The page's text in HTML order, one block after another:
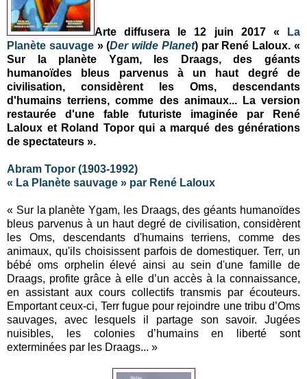
Arte diffusera le 12 juin 2017 «
La
Planète sauvage» (Der wilde Planet) par René Laloux. «
Sur la planète Ygam, les Draags, des géants
humanoïdes bleus parvenus à un haut degré de
civilisation, considèrent les Oms, descendants
d'humains terriens, comme des animaux... La version
restaurée d'une fable futuriste imaginée par René
Laloux et Roland Topor qui a marqué des générations
de spectateurs ».
Abram Topor (1903-1992)
« La Planète sauvage » par René Laloux
« Sur la planète Ygam, les Draags, des géants humanoïdes
bleus parvenus à un haut degré de civilisation, considèrent
les Oms, descendants d'humains terriens, comme des
animaux, qu'ils choisissent parfois de domestiquer. Terr, un
bébé oms orphelin élevé ainsi au sein d'une famille de
Draags, profite grâce à elle d’un accès à la connaissance,
en assistant aux cours collectifs transmis par écouteurs.
Emportant ceux-ci, Terr fugue pour rejoindre une tribu d’Oms
sauvages, avec lesquels il partage son savoir. Jugées
nuisibles, les colonies d’humains en liberté sont
exterminées par les Draags... »